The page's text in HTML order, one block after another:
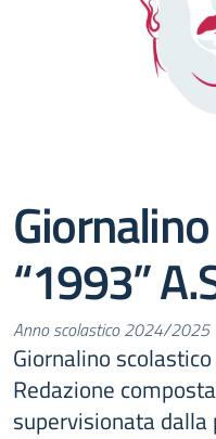
“1993”
Anno scolastico 2024/2025
Giornalino
Redazione
supervisionata dalla